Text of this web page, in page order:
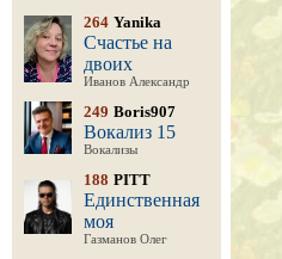
264 Yanika
Счастье на
двоих
Иванов Александр
249 Boris907
Вокализ 15
Вокализы
188 PITT
Единственная
моя
Газманов Олег